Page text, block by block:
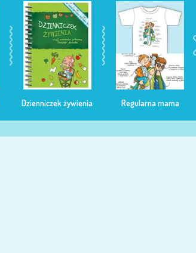
Dzienniczek żywienia Regularna mama